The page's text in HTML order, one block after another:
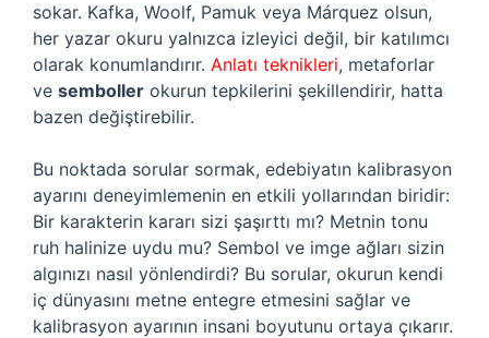
sokar. Kafka, Woolf, Pamuk veya Márquez olsun,
her yazar okuru yalnızca izleyici değil, bir katılımcı
olarak konumlandırır. Anlatı teknikleri, metaforlar
ve semboller okurun tepkilerini şekillendirir, hatta
bazen değiştirebilir.
Bu noktada sorular sormak, edebiyatın kalibrasyon
ayarını deneyimlemenin en etkili yollarından biridir:
Bir karakterin kararı sizi şaşırttı mı? Metnin tonu
ruh halinize uydu mu? Sembol ve imge ağları sizin
algınızı nasıl yönlendirdi? Bu sorular, okurun kendi
iç dünyasını metne entegre etmesini sağlar ve
kalibrasyon ayarının insani boyutunu ortaya çıkarır.